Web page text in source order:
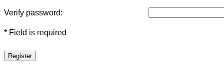
Verify password:
* Field is required
Register